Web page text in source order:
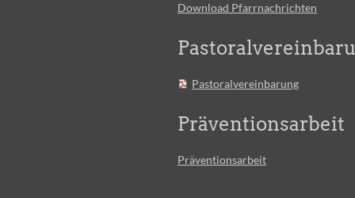
Download Pfarrnachrichten
Pastoralvereinbarung
Präventionsarbeit
Präventionsarbeit